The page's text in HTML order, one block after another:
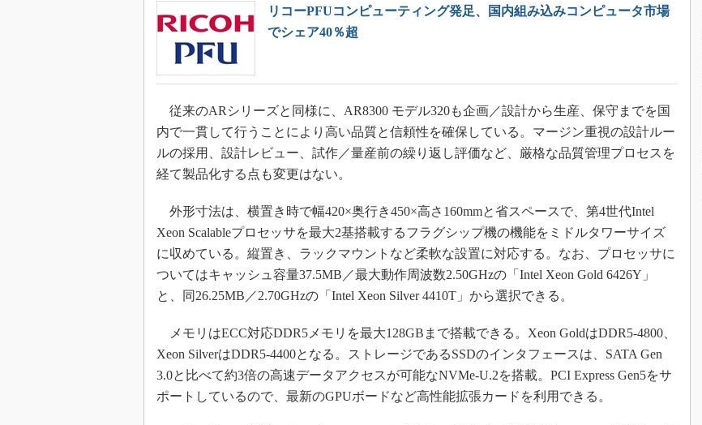
リコーPFUコンピューティング発足、国内組み込みコンピュータ市場
でシェア40％超
従来のARシリーズと同様に、AR8300 モデル320も企画／設計から生産、保守までを国
内で一貫して行うことにより高い品質と信頼性を確保している。マージン重視の設計ルー
ルの採用、設計レビュー、試作／量産前の繰り返し評価など、厳格な品質管理プロセスを
経て製品化する点も変更はない。
外形寸法は、横置き時で幅420×奥行き450×高さ160mmと省スペースで、第4世代Intel
Xeon Scalableプロセッサを最大2基搭載するフラグシップ機の機能をミドルタワーサイズ
に収めている。縦置き、ラックマウントなど柔軟な設置に対応する。なお、プロセッサに
ついてはキャッシュ容量37.5MB／最大動作周波数2.50GHzの「Intel Xeon Gold 6426Y」
と、同26.25MB／2.70GHzの「Intel Xeon Silver 4410T」から選択できる。
メモリはECC対応DDR5メモリを最大128GBまで搭載できる。Xeon GoldはDDR5-4800、
Xeon SilverはDDR5-4400となる。ストレージであるSSDのインタフェースは、SATA Gen
3.0と比べて約3倍の高速データアクセスが可能なNVMe-U.2を搭載。PCI Express Gen5をサ
ポートしているので、最新のGPUボードなど高性能拡張カードを利用できる。